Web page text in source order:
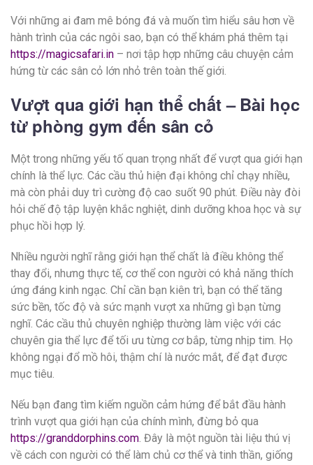
Với những ai đam mê bóng đá và muốn tìm hiểu sâu hơn về
hành trình của các ngôi sao, bạn có thể khám phá thêm tại
https://magicsafari.in – nơi tập hợp những câu chuyện cảm
hứng từ các sân cỏ lớn nhỏ trên toàn thế giới.
Vượt qua giới hạn thể chất – Bài học
từ phòng gym đến sân cỏ
Một trong những yếu tố quan trọng nhất để vượt qua giới hạn
chính là thể lực. Các cầu thủ hiện đại không chỉ chạy nhiều,
mà còn phải duy trì cường độ cao suốt 90 phút. Điều này đòi
hỏi chế độ tập luyện khắc nghiệt, dinh dưỡng khoa học và sự
phục hồi hợp lý.
Nhiều người nghĩ rằng giới hạn thể chất là điều không thể
thay đổi, nhưng thực tế, cơ thể con người có khả năng thích
ứng đáng kinh ngạc. Chỉ cần bạn kiên trì, bạn có thể tăng
sức bền, tốc độ và sức mạnh vượt xa những gì bạn từng
nghĩ. Các cầu thủ chuyên nghiệp thường làm việc với các
chuyên gia thể lực để tối ưu từng cơ bắp, từng nhịp tim. Họ
không ngại đổ mồ hôi, thậm chí là nước mắt, để đạt được
mục tiêu.
Nếu bạn đang tìm kiếm nguồn cảm hứng để bắt đầu hành
trình vượt qua giới hạn của chính mình, đừng bỏ qua
https://granddorphins.com. Đây là một nguồn tài liệu thú vị
về cách con người có thể làm chủ cơ thể và tinh thần, giống